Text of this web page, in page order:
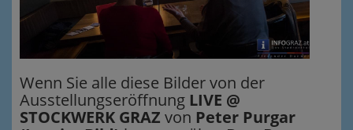
Wenn Sie alle diese Bilder von der
Ausstellungseröffnung LIVE @
STOCKWERK GRAZ von Peter Purgar